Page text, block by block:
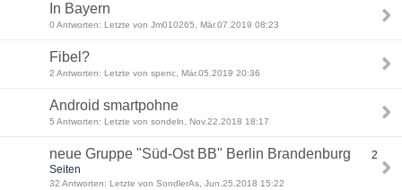
In Bayern
0 Antworten: Letzte von Jm010265, Mär.07.2019 08:23
Fibel?
2 Antworten: Letzte von spenc, Mär.05.2019 20:36
Android smartpohne
5 Antworten: Letzte von sondeln, Nov.22.2018 18:17
neue Gruppe "Süd-Ost BB" Berlin Brandenburg
2
Seiten
32 Antworten: Letzte von SondlerAs, Jun.25.2018 15:22